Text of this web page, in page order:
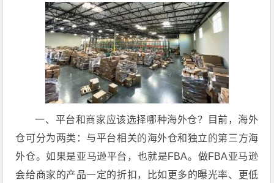
一、平台和商家应该选择哪种海外仓？目前，海外
仓可分为两类：与平台相关的海外仓和独立的第三方海
外仓。如果是亚马逊平台，也就是FBA。做FBA亚马逊
会给商家的产品一定的折扣，比如更多的曝光率、更低